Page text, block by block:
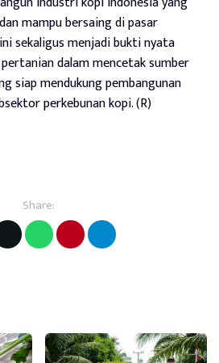
mampu bersaing di pasar
sekaligus menjadi bukti nyata
dalam mencetak sumber
siap mendukung pembangunan
perkebunan kopi. (R)
Share: